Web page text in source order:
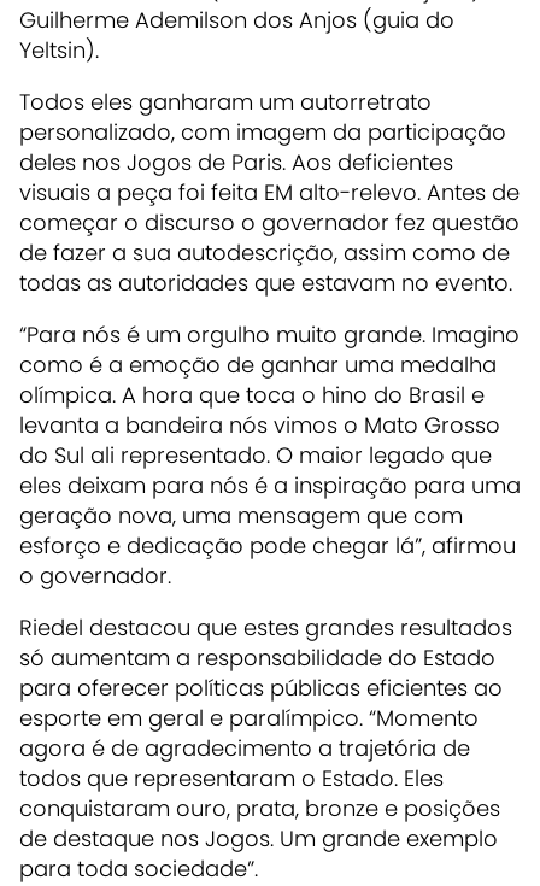
Guilherme Ademilson dos Anjos (guia do
Yeltsin).
Todos eles ganharam um autorretrato
personalizado, com imagem da participação
deles nos Jogos de Paris. Aos deficientes
visuais a peça foi feita EM alto-relevo. Antes de
começar o discurso o governador fez questão
de fazer a sua autodescrição, assim como de
todas as autoridades que estavam no evento.
“Para nós é um orgulho muito grande. Imagino
como é a emoção de ganhar uma medalha
olímpica. A hora que toca o hino do Brasil e
levanta a bandeira nós vimos o Mato Grosso
do Sul ali representado. O maior legado que
eles deixam para nós é a inspiração para uma
geração nova, uma mensagem que com
esforço e dedicação pode chegar lá”, afirmou
o governador.
Riedel destacou que estes grandes resultados
só aumentam a responsabilidade do Estado
para oferecer políticas públicas eficientes ao
esporte em geral e paralímpico. “Momento
agora é de agradecimento a trajetória de
todos que representaram o Estado. Eles
conquistaram ouro, prata, bronze e posições
de destaque nos Jogos. Um grande exemplo
para toda sociedade”.